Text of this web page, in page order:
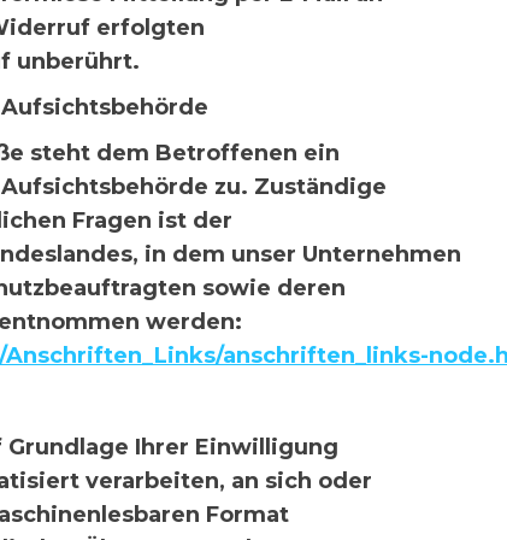
erfolgten
unberührt.
steht dem Betroffenen ein
zu. Zuständige
Fragen ist der
in dem unser Unternehmen
sowie deren
werden:
anschriften_links-
Grundlage Ihrer Einwilligung
verarbeiten, an sich oder
Format